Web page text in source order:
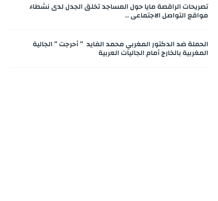
تصريحات الراقصة مايا حول المساجد تخلق الجدل لدى نشطاء
مواقع التواصل الاجتماعي ..
الحملة ضد الدكتور المغربي محمد الفايد ” أحرجت ” الجالية
المغربية بالخارج أمام الجاليات العربية